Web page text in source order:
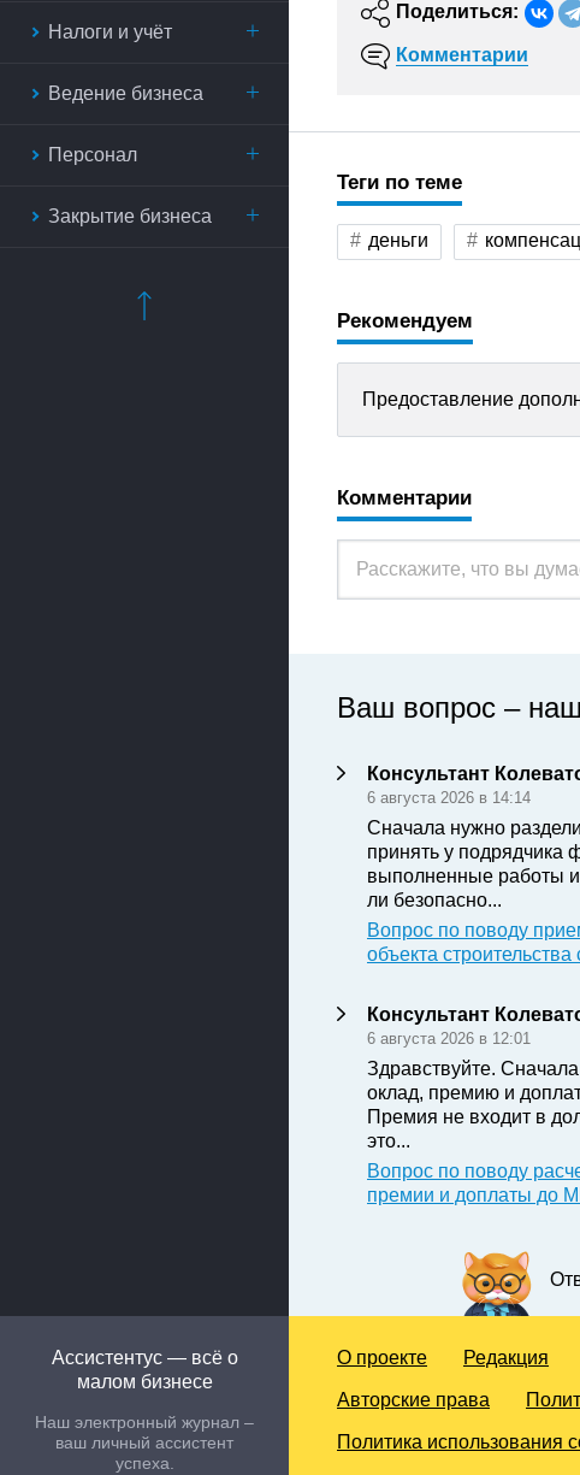
Налоги и учёт
Ведение бизнеса
Персонал
Закрытие бизнеса
Поделиться:
Комментарии
Теги по теме
деньги
Рекомендуем
Предоставление
Комментарии
Ваш вопрос –
Консультант
6 августа 2026 в 14:14
Сначала нужно
принять у подрядчика
выполненные работы
ли безопасно...
Вопрос по поводу
объекта
Консультант
6 августа 2026 в 12:01
Здравствуйте.
оклад, премию и
Премия не входит в
это...
Вопрос по поводу
премии и доплаты до
Ассистентус — всё о
малом бизнесе
Наш электронный журнал –
ваш личный ассистент
успеха.
О проекте Редакция
Авторские права
Политика использования